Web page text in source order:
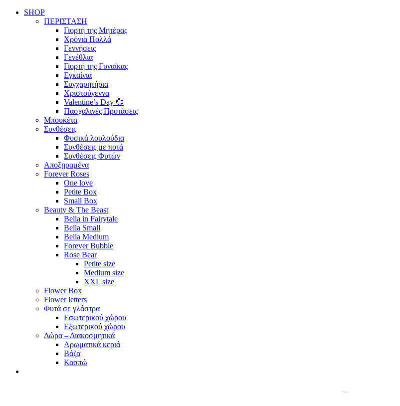
SHOP
ΠΕΡΙΣΤΑΣΗ
Γιορτή της Μητέρας
Χρόνια Πολλά
Γεννήσεις
Γενέθλια
Γιορτή της Γυναίκας
Εγκαίνια
Συγχαρητήρια
Χριστούγεννα
Valentine’s Day 💞
Πασχαλινές Προτάσεις
Μπουκέτα
Συνθέσεις
Φυσικά λουλούδια
Συνθέσεις με ποτά
Συνθέσεις Φυτών
Αποξηραμένα
Forever Roses
One love
Petite Box
Small Box
Beauty & The Beast
Bella in Fairytale
Bella Small
Bella Medium
Forever Bubble
Rose Bear
Petite size
Medium size
XXL size
Flower Box
Flower letters
Φυτά σε γλάστρα
Εσωτερικού χώρου
Εξωτερικού χώρου
Δώρα – Διακοσμητικά
Αρωματικά κεριά
Βάζα
Κασπώ